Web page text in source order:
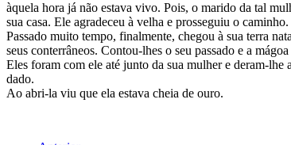
àquela hora já não estava vivo. Pois, o marido da tal
sua casa. Ele agradeceu à velha e prosseguiu o
Passado muito tempo, finalmente, chegou à sua terra
seus conterrâneos. Contou-lhes o seu passado e a
Eles foram com ele até junto da sua mulher e deram-lhe
dado.
Ao abri-la viu que ela estava cheia de ouro.